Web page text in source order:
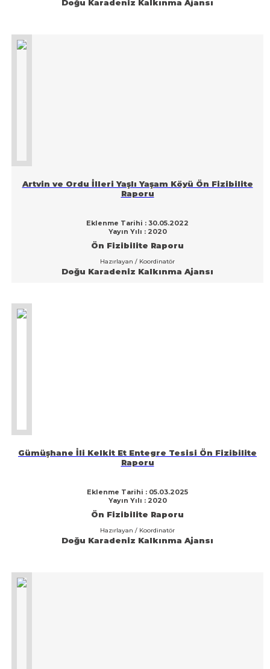
Doğu Karadeniz Kalkınma Ajansı
Artvin ve Ordu İlleri Yaşlı Yaşam Köyü Ön Fizibilite
Raporu
Eklenme Tarihi : 30.05.2022
Yayın Yılı : 2020
Ön Fizibilite Raporu
Hazırlayan / Koordinatör
Doğu Karadeniz Kalkınma Ajansı
Gümüşhane İli Kelkit Et Entegre Tesisi Ön Fizibilite
Raporu
Eklenme Tarihi : 05.03.2025
Yayın Yılı : 2020
Ön Fizibilite Raporu
Hazırlayan / Koordinatör
Doğu Karadeniz Kalkınma Ajansı